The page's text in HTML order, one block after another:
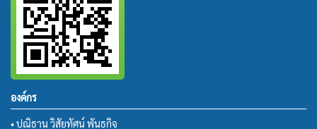
องค์กร
• ปณิธาน วิสัยทัศน์ พันธกิจ